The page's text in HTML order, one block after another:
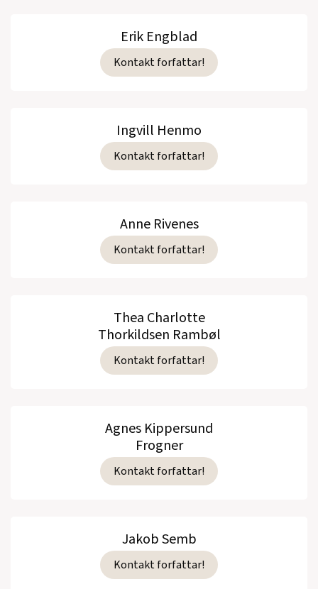
Erik Engblad
Kontakt forfattar!
Ingvill Henmo
Kontakt forfattar!
Anne Rivenes
Kontakt forfattar!
Thea Charlotte
Thorkildsen Rambøl
Kontakt forfattar!
Agnes Kippersund
Frogner
Kontakt forfattar!
Jakob Semb
Kontakt forfattar!